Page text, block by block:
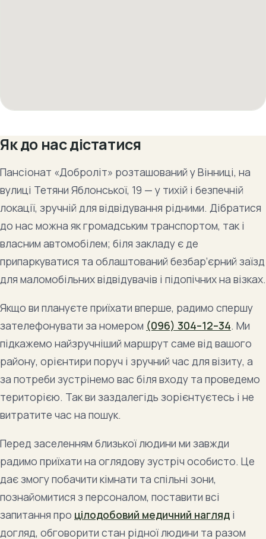
Як до нас дістатися
Пансіонат «Доброліт» розташований у Вінниці, на
вулиці Тетяни Яблонської, 19 — у тихій і безпечній
локації, зручній для відвідування рідними. Дібратися
до нас можна як громадським транспортом, так і
власним автомобілем; біля закладу є де
припаркуватися та облаштований безбар’єрний заїзд
для маломобільних відвідувачів і підопічних на візках.
Якщо ви плануєте приїхати вперше, радимо спершу
зателефонувати за номером (096) 304–12–34. Ми
підкажемо найзручніший маршрут саме від вашого
району, орієнтири поруч і зручний час для візиту, а
за потреби зустрінемо вас біля входу та проведемо
територією. Так ви заздалегідь зорієнтуєтесь і не
витратите час на пошук.
Перед заселенням близької людини ми завжди
радимо приїхати на оглядову зустріч особисто. Це
дає змогу побачити кімнати та спільні зони,
познайомитися з персоналом, поставити всі
запитання про цілодобовий медичний нагляд і
догляд, обговорити стан рідної людини та разом